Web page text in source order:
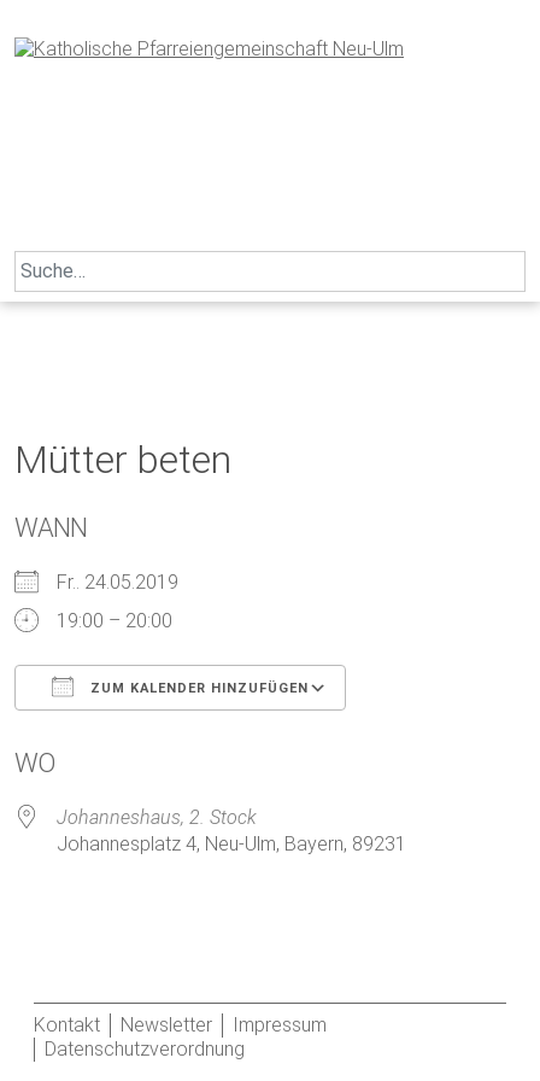
to
content
Search
for:
Mütter beten
WANN
Fr.. 24.05.2019
19:00 – 20:00
ZUM KALENDER HINZUFÜGEN
WO
Johanneshaus, 2. Stock
Johannesplatz 4, Neu-Ulm, Bayern, 89231
Kontakt Newsletter
Impressum
Datenschutzverordnung